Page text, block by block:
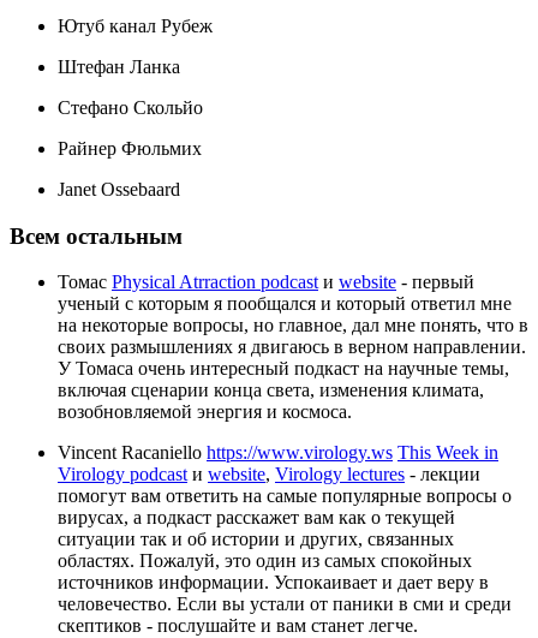
Ютуб канал Рубеж
Штефан Ланка
Стефано Скольйо
Райнер Фюльмих
Janet Ossebaard
Всем остальным
Томас Physical Atrraction podcast и website - первый
ученый с которым я пообщался и который ответил мне
на некоторые вопросы, но главное, дал мне понять, что в
своих размышлениях я двигаюсь в верном направлении.
У Томаса очень интересный подкаст на научные темы,
включая сценарии конца света, изменения климата,
возобновляемой энергия и космоса.
Vincent Racaniello https://www.virology.ws This Week in
Virology podcast и website, Virology lectures - лекции
помогут вам ответить на самые популярные вопросы о
вирусах, а подкаст расскажет вам как о текущей
ситуации так и об истории и других, связанных
областях. Пожалуй, это один из самых спокойных
источников информации. Успокаивает и дает веру в
человечество. Если вы устали от паники в сми и среди
скептиков - послушайте и вам станет легче.